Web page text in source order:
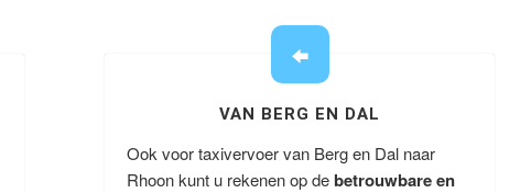
VAN BERG EN DAL
Ook voor taxivervoer van Berg en Dal naar
Rhoon kunt u rekenen op debetrouwbare en